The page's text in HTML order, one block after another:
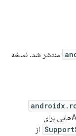
منتشر شد. نسخه
اضافه شده است که شامل APIهایی برای
از